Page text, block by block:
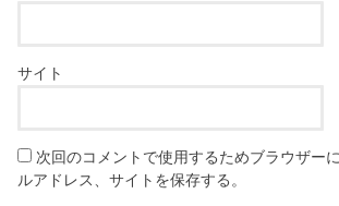
サイト
次回のコメントで使用するためブラウザー
ルアドレス、サイトを保存する。